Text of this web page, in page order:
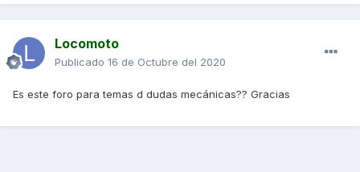
Locomoto
Publicado 16 de Octubre del 2020
Es este foro para temas d dudas mecánicas?? Gracias